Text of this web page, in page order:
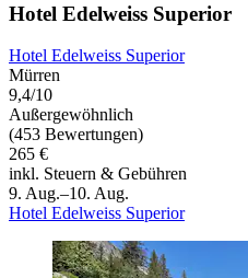
Hotel Edelweiss Superior
Hotel Edelweiss Superior
Mürren
9,4/10
Außergewöhnlich
(453 Bewertungen)
265 €
inkl. Steuern & Gebühren
9. Aug.–10. Aug.
Hotel Edelweiss Superior